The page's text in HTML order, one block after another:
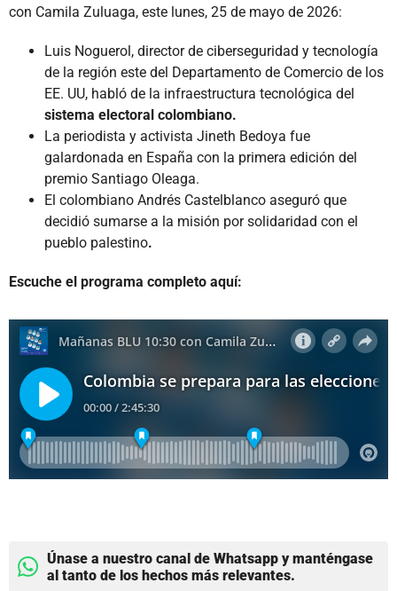
con Camila Zuluaga, este lunes, 25 de mayo de 2026:
Luis Noguerol, director de ciberseguridad y tecnología
de la región este del Departamento de Comercio de los
EE. UU, habló de la infraestructura tecnológica del
sistema electoral colombiano.
La periodista y activista Jineth Bedoya fue
galardonada en España con la primera edición del
premio Santiago Oleaga.
El colombiano Andrés Castelblanco aseguró que
decidió sumarse a la misión por solidaridad con el
pueblo palestino.
Escuche el programa completo aquí:
Únase a nuestro canal de Whatsapp y manténgase
al tanto de los hechos más relevantes.